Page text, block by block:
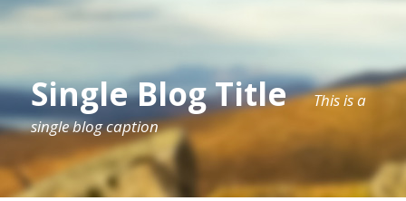
Single Blog Title
This is a
single blog caption